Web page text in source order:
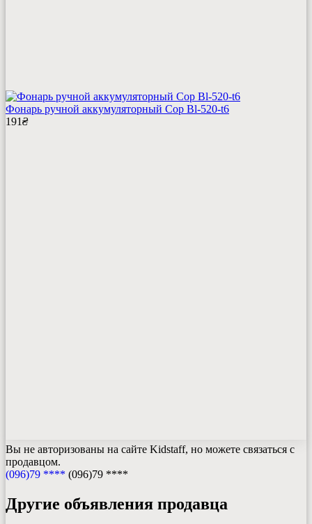
Фонарь ручной аккумуляторный Cop Bl-520-t6
191₴
Вы не авторизованы на сайте Kidstaff, но можете связаться с
продавцом.
(096)79 **** (096)79 ****
Другие объявления продавца